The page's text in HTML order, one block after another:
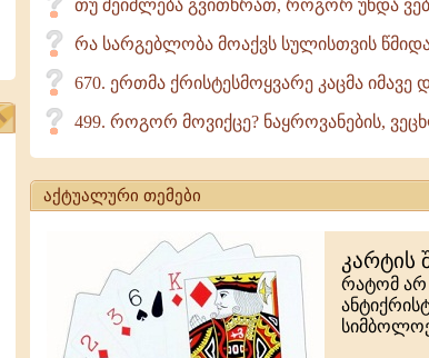
თუ შეიძლება გვითხრათ, როგორ უნდა
რა სარგებლობა მოაქვს სულისთვის წმიდა
670. ერთმა ქრისტესმოყვარე კაცმა
499. როგორ მოვიქცე? ნაყროვანების,
აქტუალური თემები
კარტის
რატომ არ